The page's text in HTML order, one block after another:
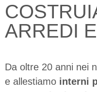
ARREDI
Da oltre 20 anni nei
e allestiamo interni